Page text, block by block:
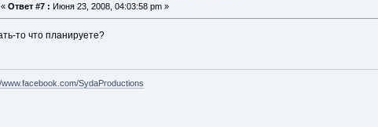
«Ответ #7 : Июня 23, 2008, 04:03:58 pm »
то что планируете?
www.facebook.com/SydaProductions